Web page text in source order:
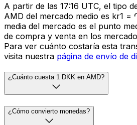
A partir de las 17:16 UTC, el tipo
AMD del mercado medio es kr1 =
media del mercado es el punto
de compra y venta en los
Para ver cuánto costaría esta
visita nuestra página de envío de
¿Cuánto cuesta 1 DKK en AMD?
¿Cómo convierto monedas?